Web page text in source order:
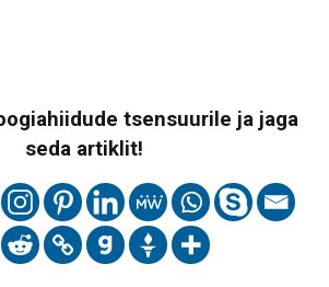
tsensuurile ja jaga
seda artiklit!